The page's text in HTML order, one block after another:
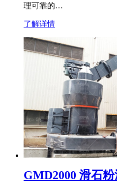
理可靠的…
了解详情
GMD2000 滑石